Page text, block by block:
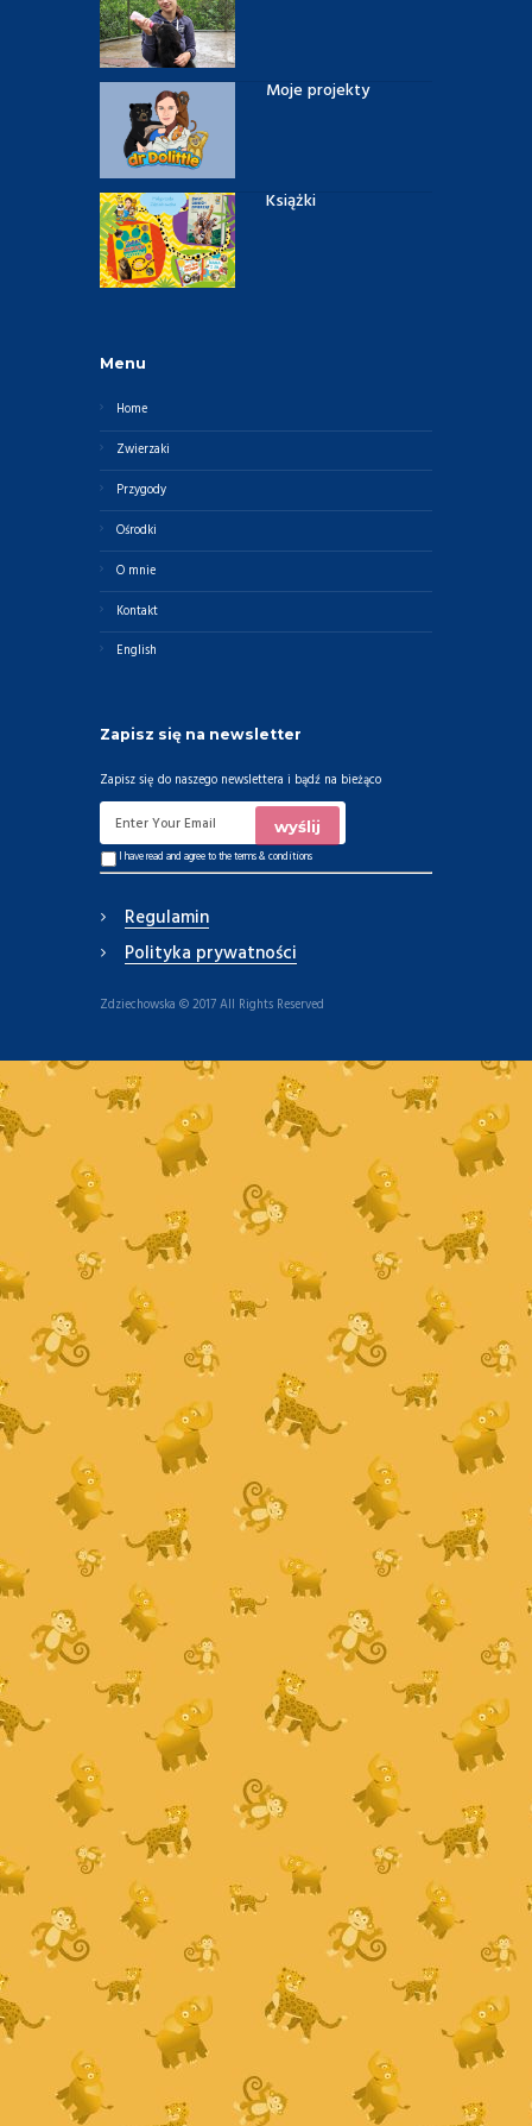
Moje projekty
Książki
Menu
Home
Zwierzaki
Przygody
Ośrodki
O mnie
Kontakt
English
Zapisz się na newsletter
Zapisz się do naszego newslettera i bądź na bieżąco
I have read and agree to theterms & conditions
Regulamin
Polityka prywatności
Zdziechowska © 2017 All Rights Reserved